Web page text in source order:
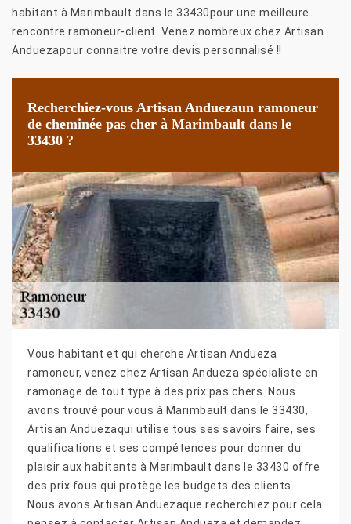
habitant à Marimbault dans le 33430pour une meilleure
rencontre ramoneur-client. Venez nombreux chez Artisan
Anduezapour connaitre votre devis personnalisé !!
Recherchiez-vous Artisan Anduezaun ramoneur
de cheminée pas cher à Marimbault dans le
33430 ?
Vous habitant et qui cherche Artisan Andueza
ramoneur, venez chez Artisan Andueza spécialiste en
ramonage de tout type à des prix pas chers. Nous
avons trouvé pour vous à Marimbault dans le 33430,
Artisan Anduezaqui utilise tous ses savoirs faire, ses
qualifications et ses compétences pour donner du
plaisir aux habitants à Marimbault dans le 33430 offre
des prix fous qui protège les budgets des clients.
Nous avons Artisan Anduezaque recherchiez pour cela